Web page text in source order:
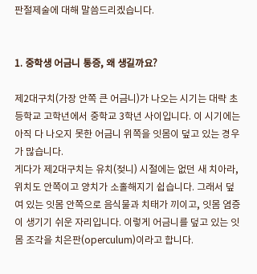
판절제술에 대해 말씀드리겠습니다.
1. 중학생 어금니 통증, 왜 생길까요?
제2대구치(가장 안쪽 큰 어금니)가 나오는 시기는 대략 초
등학교 고학년에서 중학교 3학년 사이입니다. 이 시기에는
아직 다 나오지 못한 어금니 위쪽을 잇몸이 덮고 있는 경우
가 많습니다.
게다가 제2대구치는 유치(젖니) 시절에는 없던 새 치아라,
위치도 안쪽이고 양치가 소홀해지기 쉽습니다. 그래서 덮
여 있는 잇몸 안쪽으로 음식물과 치태가 끼이고, 잇몸 염증
이 생기기 쉬운 자리입니다. 이렇게 어금니를 덮고 있는 잇
몸 조각을 치은판(operculum)이라고 합니다.